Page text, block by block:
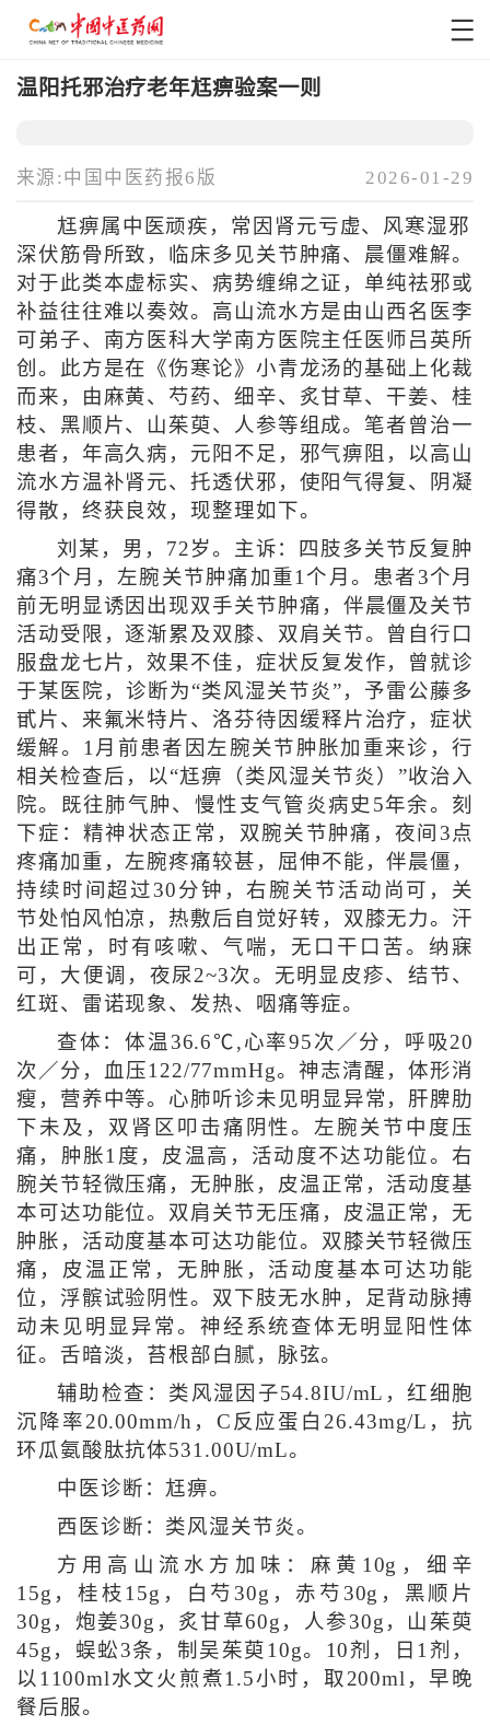
温阳托邪治疗老年尪痹验案一则
来源:中国中医药报6版 2026-01-29
尪痹属中医顽疾，常因肾元亏虚、风寒湿邪
深伏筋骨所致，临床多见关节肿痛、晨僵难解。
对于此类本虚标实、病势缠绵之证，单纯祛邪或
补益往往难以奏效。高山流水方是由山西名医李
可弟子、南方医科大学南方医院主任医师吕英所
创。此方是在《伤寒论》小青龙汤的基础上化裁
而来，由麻黄、芍药、细辛、炙甘草、干姜、桂
枝、黑顺片、山茱萸、人参等组成。笔者曾治一
患者，年高久病，元阳不足，邪气痹阻，以高山
流水方温补肾元、托透伏邪，使阳气得复、阴凝
得散，终获良效，现整理如下。
刘某，男，72岁。主诉：四肢多关节反复肿
痛3个月，左腕关节肿痛加重1个月。患者3个月
前无明显诱因出现双手关节肿痛，伴晨僵及关节
活动受限，逐渐累及双膝、双肩关节。曾自行口
服盘龙七片，效果不佳，症状反复发作，曾就诊
于某医院，诊断为“类风湿关节炎”，予雷公藤多
甙片、来氟米特片、洛芬待因缓释片治疗，症状
缓解。1月前患者因左腕关节肿胀加重来诊，行
相关检查后，以“尪痹（类风湿关节炎）”收治入
院。既往肺气肿、慢性支气管炎病史5年余。刻
下症：精神状态正常，双腕关节肿痛，夜间3点
疼痛加重，左腕疼痛较甚，屈伸不能，伴晨僵，
持续时间超过30分钟，右腕关节活动尚可，关
节处怕风怕凉，热敷后自觉好转，双膝无力。汗
出正常，时有咳嗽、气喘，无口干口苦。纳寐
可，大便调，夜尿2~3次。无明显皮疹、结节、
红斑、雷诺现象、发热、咽痛等症。
查体：体温36.6℃,心率95次／分，呼吸20
次／分，血压122/77mmHg。神志清醒，体形消
瘦，营养中等。心肺听诊未见明显异常，肝脾肋
下未及，双肾区叩击痛阴性。左腕关节中度压
痛，肿胀1度，皮温高，活动度不达功能位。右
腕关节轻微压痛，无肿胀，皮温正常，活动度基
本可达功能位。双肩关节无压痛，皮温正常，无
肿胀，活动度基本可达功能位。双膝关节轻微压
痛，皮温正常，无肿胀，活动度基本可达功能
位，浮髌试验阴性。双下肢无水肿，足背动脉搏
动未见明显异常。神经系统查体无明显阳性体
征。舌暗淡，苔根部白腻，脉弦。
辅助检查：类风湿因子54.8IU/mL，红细胞
沉降率20.00mm/h，C反应蛋白26.43mg/L，抗
环瓜氨酸肽抗体531.00U/mL。
中医诊断：尪痹。
西医诊断：类风湿关节炎。
方用高山流水方加味：麻黄10g，细辛
15g，桂枝15g，白芍30g，赤芍30g，黑顺片
30g，炮姜30g，炙甘草60g，人参30g，山茱萸
45g，蜈蚣3条，制吴茱萸10g。10剂，日1剂，
以1100ml水文火煎煮1.5小时，取200ml，早晚
餐后服。